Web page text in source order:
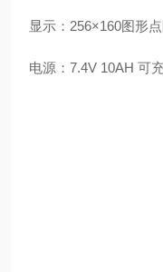
显示： 256×160图形
电源： 7.4V 10AH 可